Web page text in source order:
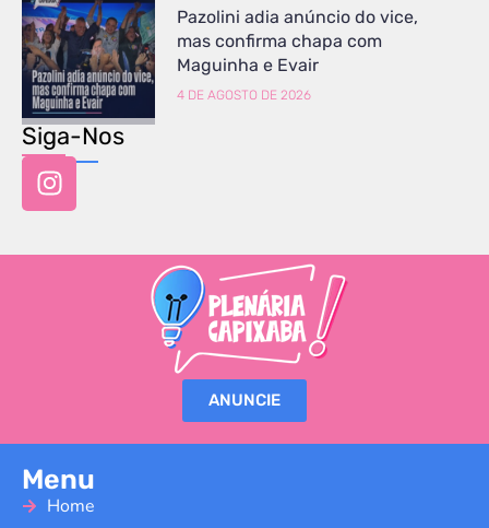
Pazolini adia anúncio do vice,
mas confirma chapa com
Maguinha e Evair
4 DE AGOSTO DE 2026
Siga-Nos
ANUNCIE
Menu
Home